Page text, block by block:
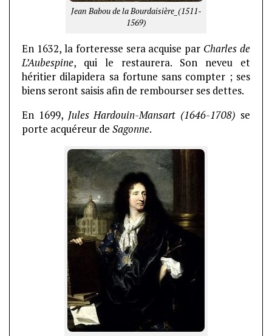
Jean Babou de la Bourdaisière_(1511-
1569)
En 1632, la forteresse sera acquise par Charles de
L’Aubespine, qui le restaurera. Son neveu et
héritier dilapidera sa fortune sans compter ; ses
biens seront saisis afin de rembourser ses dettes.
En 1699, Jules Hardouin-Mansart (1646-1708) se
porte acquéreur deSagonne.